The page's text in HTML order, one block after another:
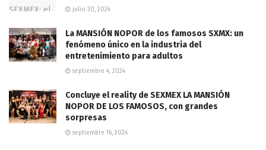
julio 30, 2024
La MANSIÓN NOPOR de los famosos SXMX: un
fenómeno único en la industria del
entretenimiento para adultos
septiembre 4, 2024
Concluye el reality de SEXMEX LA MANSIÓN
NOPOR DE LOS FAMOSOS, con grandes
sorpresas
septiembre 16, 2024